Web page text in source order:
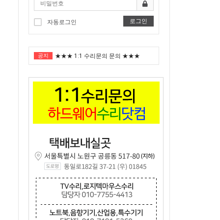
자동로그인 로그인
공지 ★★★ 1:1 수리문의 문의 ★★★
2024년 한가위 휴일 안내
택배비인상안내
"노트북부서" 1월 임시휴가 안내
★★★ 1:1 수리문의 문의 ★★★
2025년 8월 휴가안내입니다.
2024년 한가위 휴일 안내
택배비인상안내